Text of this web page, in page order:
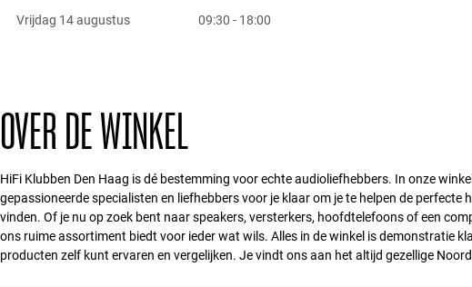
Vrijdag 14 augustus 09:30 - 18:00
OVER DE WINKEL
HiFi Klubben Den Haag is dé bestemming voor echte audioliefhebbers. In onze
gepassioneerde specialisten en liefhebbers voor je klaar om je te helpen de perfecte
vinden. Of je nu op zoek bent naar speakers, versterkers, hoofdtelefoons of een
ons ruime assortiment biedt voor ieder wat wils. Alles in de winkel is demonstratie
producten zelf kunt ervaren en vergelijken. Je vindt ons aan het altijd gezellige